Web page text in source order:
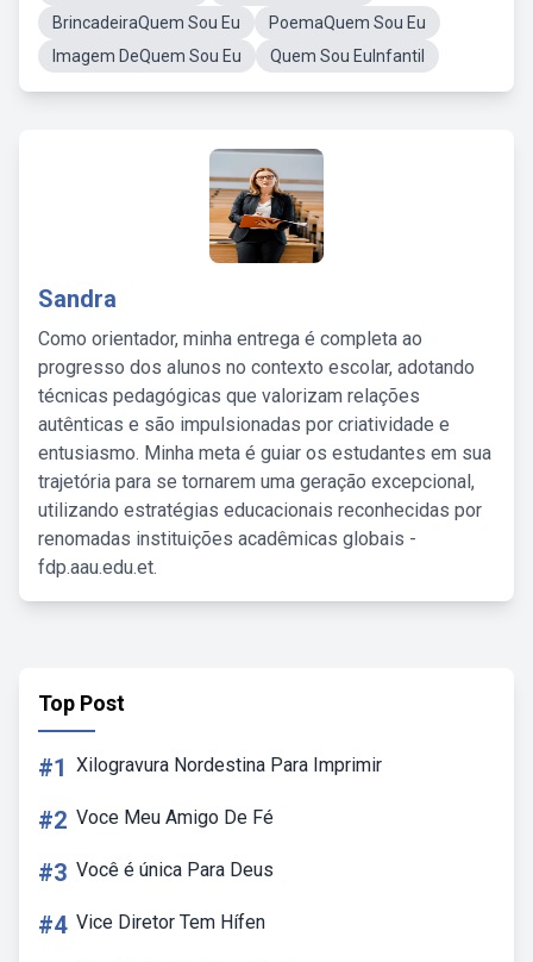
BrincadeiraQuem Sou Eu
PoemaQuem Sou Eu
Imagem DeQuem Sou Eu
Quem Sou EuInfantil
Sandra
Como orientador, minha entrega é completa ao
progresso dos alunos no contexto escolar, adotando
técnicas pedagógicas que valorizam relações
autênticas e são impulsionadas por criatividade e
entusiasmo. Minha meta é guiar os estudantes em sua
trajetória para se tornarem uma geração excepcional,
utilizando estratégias educacionais reconhecidas por
renomadas instituições acadêmicas globais -
fdp.aau.edu.et.
Top Post
#1 Xilogravura Nordestina Para Imprimir
#2 Voce Meu Amigo De Fé
#3 Você é única Para Deus
#4 Vice Diretor Tem Hífen